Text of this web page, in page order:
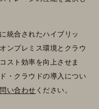
統合されたハイブリッ
ンプレミス環境とクラウ
スト効率を向上させま
・クラウドの導入につい
い合わせ ください。